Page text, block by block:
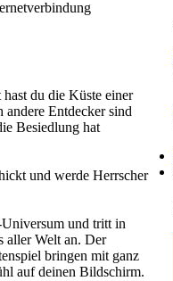
du die Küste einer
Entdecker sind
Besiedlung hat
und werde Herrscher
und tritt in
aller Welt an. Der
bringen mit ganz
auf deinen Bildschirm.